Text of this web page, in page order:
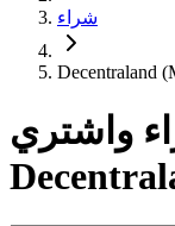
شراء
Decentraland
واشتري